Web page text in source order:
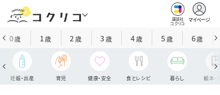
講談社
コクリコ
マイページ
0歳 1歳 2 歳 3歳 4歳 5歳 6歳
妊娠・出産 育児 健康・安全 食とレシピ 暮らし 絵本・